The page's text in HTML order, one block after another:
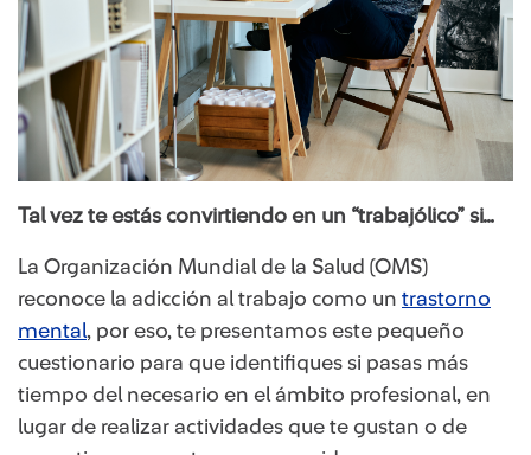
Tal vez te estás convirtiendo en un “trabajólico” si…
La Organización Mundial de la Salud (OMS)
reconoce la adicción al trabajo como un trastorno
mental, por eso, te presentamos este pequeño
cuestionario para que identifiques si pasas más
tiempo del necesario en el ámbito profesional, en
lugar de realizar actividades que te gustan o de